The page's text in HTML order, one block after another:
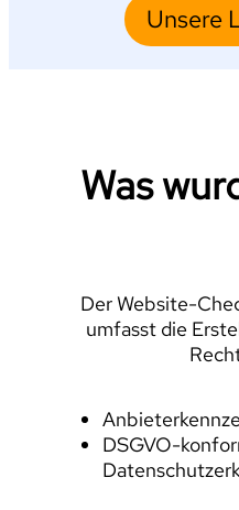
Unsere
Was
Der Website-
umfasst die
DSGVO-